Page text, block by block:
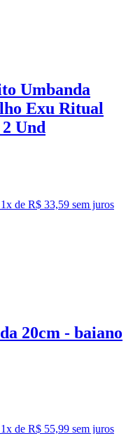
Umbanda
Exu Ritual
Und
1x de R$ 33,59 sem juros
20cm - baiano
1x de R$ 55,99 sem juros